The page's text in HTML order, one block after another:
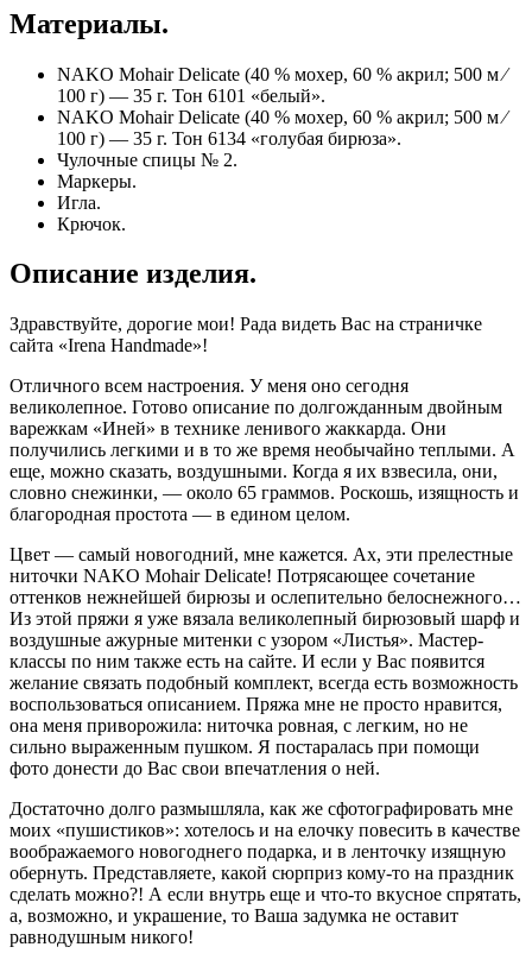
Материалы.
NAKO Mohair Delicate (40 % мохер, 60 % акрил; 500 м ⁄
100 г) — 35 г. Тон 6101 «белый».
NAKO Mohair Delicate (40 % мохер, 60 % акрил; 500 м ⁄
100 г) — 35 г. Тон 6134 «голубая бирюза».
Чулочные спицы № 2.
Маркеры.
Игла.
Крючок.
Описание изделия.
Здравствуйте, дорогие мои! Рада видеть Вас на страничке
сайта «Irena Handmade»!
Отличного всем настроения. У меня оно сегодня
великолепное. Готово описание по долгожданным двойным
варежкам «Иней» в технике ленивого жаккарда. Они
получились легкими и в то же время необычайно теплыми. А
еще, можно сказать, воздушными. Когда я их взвесила, они,
словно снежинки, — около 65 граммов. Роскошь, изящность и
благородная простота — в едином целом.
Цвет — самый новогодний, мне кажется. Ах, эти прелестные
ниточки NAKO Mohair Delicate! Потрясающее сочетание
оттенков нежнейшей бирюзы и ослепительно белоснежного…
Из этой пряжи я уже вязала великолепный бирюзовый шарф и
воздушные ажурные митенки с узором «Листья». Мастер-
классы по ним также есть на сайте. И если у Вас появится
желание связать подобный комплект, всегда есть возможность
воспользоваться описанием. Пряжа мне не просто нравится,
она меня приворожила: ниточка ровная, с легким, но не
сильно выраженным пушком. Я постаралась при помощи
фото донести до Вас свои впечатления о ней.
Достаточно долго размышляла, как же сфотографировать мне
моих «пушистиков»: хотелось и на елочку повесить в качестве
воображаемого новогоднего подарка, и в ленточку изящную
обернуть. Представляете, какой сюрприз кому-то на праздник
сделать можно?! А если внутрь еще и что-то вкусное спрятать,
а, возможно, и украшение, то Ваша задумка не оставит
равнодушным никого!